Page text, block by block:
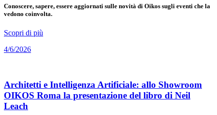
Conoscere, sapere, essere aggiornati sulle novità di Oikos sugli eventi che la
vedono coinvolta.
Scopri di più
4/6/2026
Architetti e Intelligenza Artificiale: allo Showroom
OIKOS Roma la presentazione del libro di Neil
Leach